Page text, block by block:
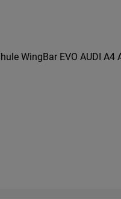
WingBar EVO AUDI